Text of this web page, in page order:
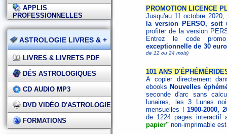
APPLIS
PROFESSIONNELLES
ASTROLOGIE LIVRES & +
LIVRES & LIVRETS PDF
DÉS ASTROLOGIQUES
CD AUDIO MP3
DVD VIDÉO D'ASTROLOGIE
FORMATIONS
PROMOTION LICENCE
Jusqu'au 11 octobre 2020,
la version PERSO,
profiter de la version
Entrez le code
exceptionnelle de 30
de 12 ou 24 mois)
101 ANS
A copier directement
ebooks Nouvelles
seconde d'arc sans
lunaires, les 3 Lunes
mensuelles !1900-2000,
de 1224 pages
papier" non-imprimable